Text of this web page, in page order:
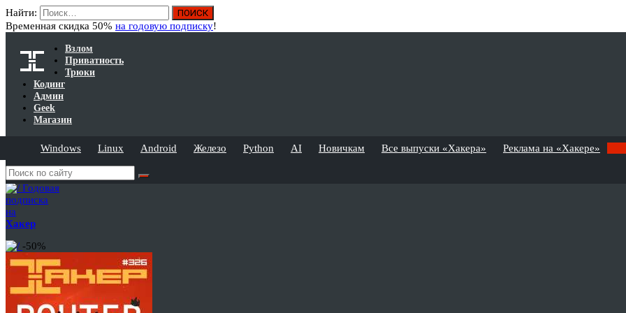
Найти:
Временная скидка 50% на годовую подписку!
Взлом
Приватность
Трюки
Кодинг
Админ
Geek
Магазин
Windows Linux Android Железо Python AI Новичкам Все выпуски «Хакера» Реклама на «Хакере»
Годовая
подписка
на
Хакер
-50%